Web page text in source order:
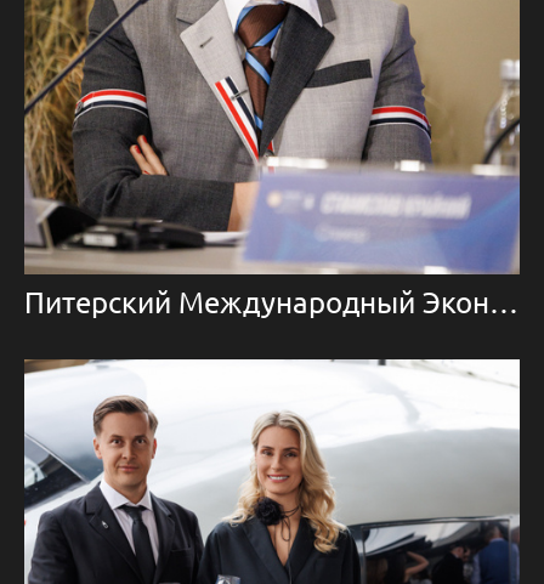
Питерский Международный Экономический Форум 2025